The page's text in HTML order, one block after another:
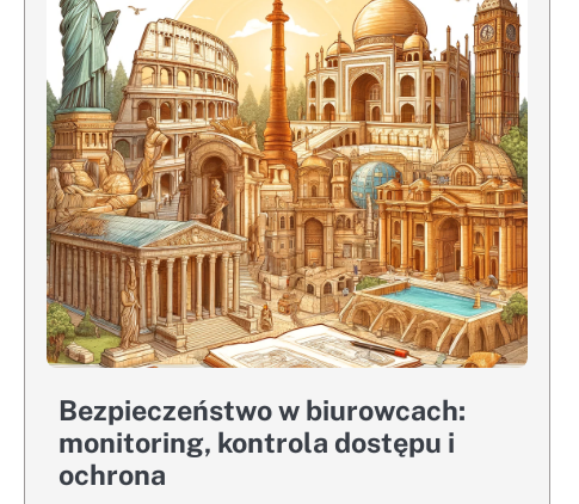
Bezpieczeństwo w biurowcach:
monitoring, kontrola dostępu i
ochrona